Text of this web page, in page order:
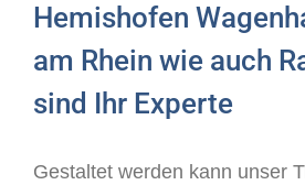
Hemishofen
am Rhein wie auch
sind Ihr Experte
Gestaltet werden kann unser